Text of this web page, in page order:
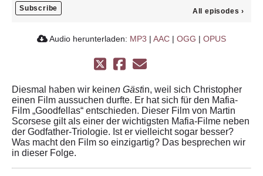
Subscribe All episodes ›
Audio herunterladen: MP3 | AAC | OGG | OPUS
Diesmal haben wir keinen Gästin, weil sich Christopher
einen Film aussuchen durfte. Er hat sich für den Mafia-
Film „Goodfellas“ entschieden. Dieser Film von Martin
Scorsese gilt als einer der wichtigsten Mafia-Filme neben
der Godfather-Triologie. Ist er vielleicht sogar besser?
Was macht den Film so einzigartig? Das besprechen wir
in dieser Folge.